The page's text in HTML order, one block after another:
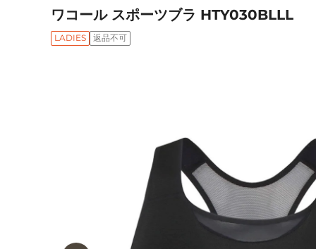
ワコール スポーツブラ HTY030BLLL
LADIES 返品不可